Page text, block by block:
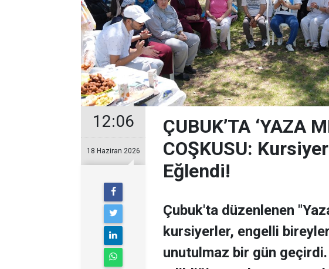
12:06
18 Haziran 2026
ÇUBUK’TA ‘YAZA
COŞKUSU:
Eğlendi!
Çubuk'ta düzenlenen
kursiyerler, engelli
unutulmaz bir gün